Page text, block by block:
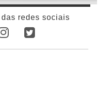
redes sociais